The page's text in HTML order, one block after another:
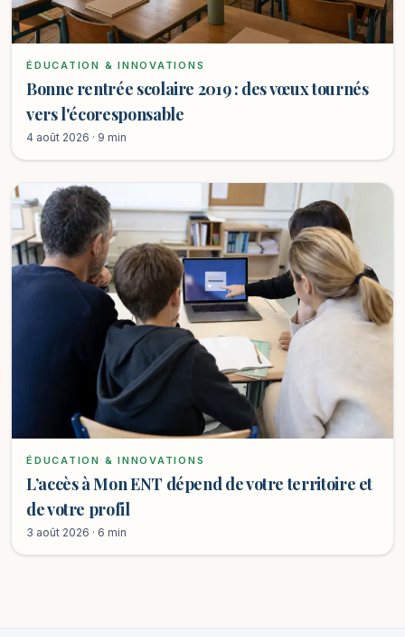
ÉDUCATION & INNOVATIONS
Bonne rentrée scolaire 2019 : des vœux tournés
vers l'écoresponsable
4 août 2026 · 9 min
ÉDUCATION & INNOVATIONS
L’accès à Mon ENT dépend de votre territoire et
de votre profil
3 août 2026 · 6 min